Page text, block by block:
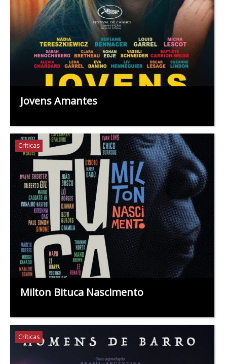
Jovens Amantes
Críticas
Milton Bituca Nascimento
Críticas